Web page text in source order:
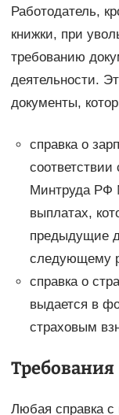
Работодатель,
книжки, при
требованию
деятельности.
документы,
справка о
Минтруда РФ
выплатах,
предыдущие
следующему
справка о
выдается в
страховым
Требования
Любая справка с